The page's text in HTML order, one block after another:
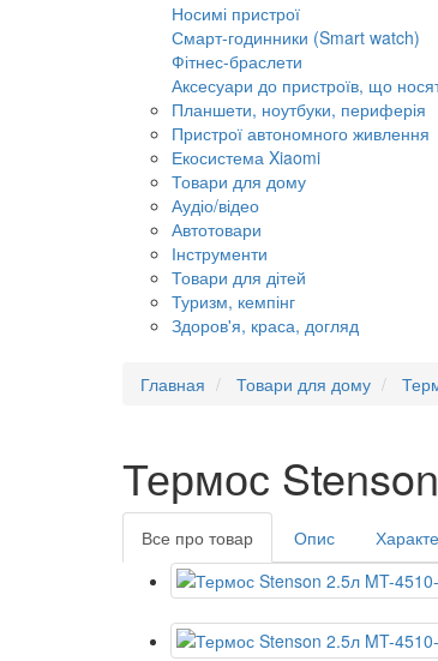
Носимі пристрої
Смарт-годинники (Smart watch)
Фітнес-браслети
Аксесуари до пристроїв, що
Планшети, ноутбуки, периферія
Пристрої автономного живлення
Екосистема Xiaomi
Товари для дому
Аудіо/відео
Автотовари
Інструменти
Товари для дітей
Туризм, кемпінг
Здоров'я, краса, догляд
Главная Товари для дому
Термос
Все про товар Опис